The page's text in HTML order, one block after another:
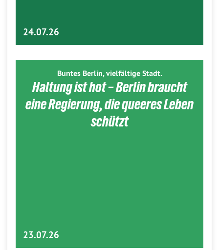
24.07.26
Buntes Berlin, vielfältige Stadt.
Haltung ist hot – Berlin braucht
eine Regierung, die queeres Leben
schützt
23.07.26